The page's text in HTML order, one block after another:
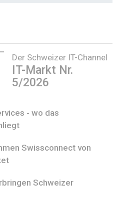
Der Schweizer IT-Channel
IT-Markt Nr.
5/2026
- wo das
Swissconnect von
Schweizer